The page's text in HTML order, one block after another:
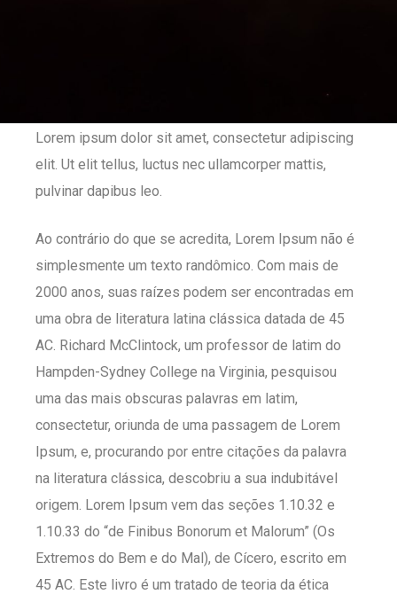
Lorem ipsum dolor sit amet, consectetur adipiscing
elit. Ut elit tellus, luctus nec ullamcorper mattis,
pulvinar dapibus leo.
Ao contrário do que se acredita, Lorem Ipsum não é
simplesmente um texto randômico. Com mais de
2000 anos, suas raízes podem ser encontradas em
uma obra de literatura latina clássica datada de 45
AC. Richard McClintock, um professor de latim do
Hampden-Sydney College na Virginia, pesquisou
uma das mais obscuras palavras em latim,
consectetur, oriunda de uma passagem de Lorem
Ipsum, e, procurando por entre citações da palavra
na literatura clássica, descobriu a sua indubitável
origem. Lorem Ipsum vem das seções 1.10.32 e
1.10.33 do “de Finibus Bonorum et Malorum” (Os
Extremos do Bem e do Mal), de Cícero, escrito em
45 AC. Este livro é um tratado de teoria da ética